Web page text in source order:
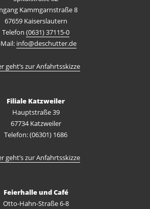
Kammgarnstraße 8
67659 Kaiserslautern
Telefon (0631) 37115-0
Mail: info@deschutter.de
geht’s zur Anfahrtsskizze
Filiale Katzweiler
Hauptstraße 39
67734 Katzweiler
Telefon: (06301) 1686
geht’s zur Anfahrtsskizze
Feierhalle und Café
Otto-Hahn-Straße 6-8